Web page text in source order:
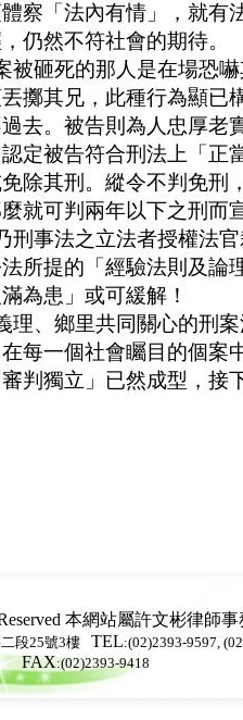
察「法內有情」，就有
仍然不符社會的期待。
被砸死的那人是在場恐
擲其兄，此種行為顯已
去。被告則為人忠厚老
定被告符合刑法上「正
除其刑。縱令不判免刑
就可判兩年以下之刑而
刑事法之立法者授權法
所提的「經驗法則及論
為患」或可緩解！
理、鄉里共同關心的刑
每一個社會矚目的個案
判獨立」已然成型，接
本網站屬許文彬律師事
段25號3樓 TEL:(02)2393-9597,
FAX:(02)2393-9418